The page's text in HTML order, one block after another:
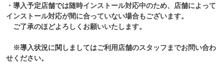
・導入予定店舗では随時インストール対応中のため、 店舗によって
インストール対応が間に合っていない場合もございます。
ご了承のほどよろしくお願いいたします。
※導入状況に関しましてはご利用店舗のスタッフまでお問い合わ
せください。